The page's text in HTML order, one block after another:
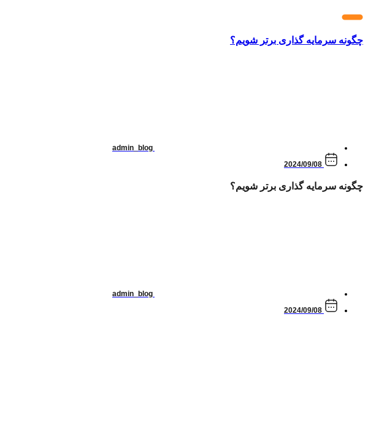
چگونه سرمایه گذاری برتر شویم؟
admin_blog
2024/09/08
چگونه سرمایه گذاری برتر شویم؟
admin_blog
2024/09/08